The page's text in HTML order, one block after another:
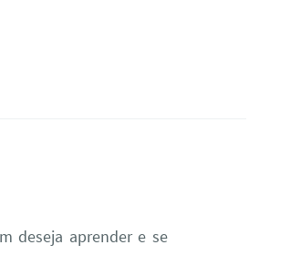
deseja aprender e se